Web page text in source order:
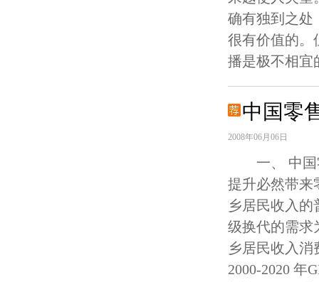
确有独到之处
很有价值的。
播是极不相
中国零
2008年06月06日
一、 中国
提升必然带
乡居民收入
级换代的需
乡居民
2000-2020